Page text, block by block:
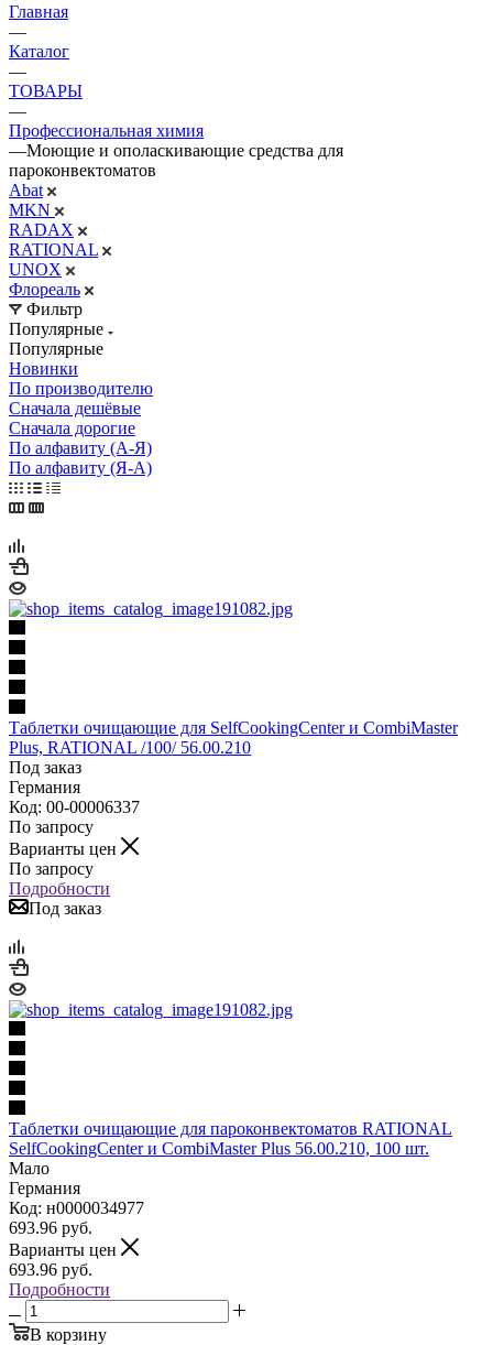
Главная
—
Каталог
—
ТОВАРЫ
—
Профессиональная химия
—Моющие и ополаскивающие средства для
пароконвектоматов
Abat
MKN
RADAX
RATIONAL
UNOX
Флореаль
Фильтр
Популярные
Популярные
Новинки
По производителю
Сначала дешёвые
Сначала дорогие
По алфавиту (А-Я)
По алфавиту (Я-А)
Таблетки очищающие для SelfCookingCenter и CombiMaster
Plus, RATIONAL /100/ 56.00.210
Под заказ
Германия
Код: 00-00006337
По запросу
Варианты цен
По запросу
Подробности
Под заказ
Таблетки очищающие для пароконвектоматов RATIONAL
SelfCookingCenter и CombiMaster Plus 56.00.210, 100 шт.
Мало
Германия
Код: н0000034977
693.96 руб.
Варианты цен
693.96 руб.
Подробности
В корзину